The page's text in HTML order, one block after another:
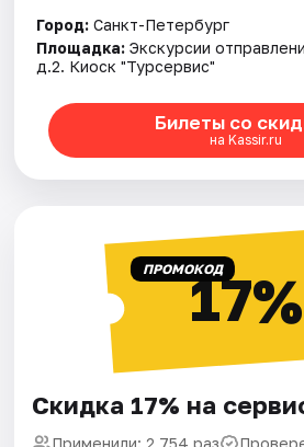
Рейтинги
Город: Санкт-Петербург
Площадка: Экскурсии
д.2. Киоск "Турсервис"
Билеты со
на Kassir.ru
ПРОМОКОД17%
Скидка 17% на
Применили: 2 754 раз